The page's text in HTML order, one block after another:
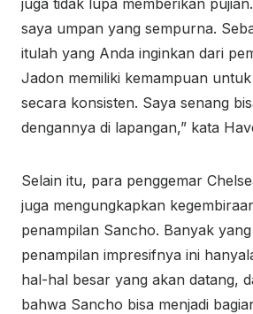
juga tidak lupa memberikan
saya umpan yang sempurna.
itulah yang Anda inginkan dari
Jadon memiliki kemampuan
secara konsisten. Saya senang
dengannya di lapangan,” kata
Selain itu, para penggemar
juga mengungkapkan
penampilan Sancho. Banyak
penampilan impresifnya ini
hal-hal besar yang akan datang,
bahwa Sancho bisa menjadi